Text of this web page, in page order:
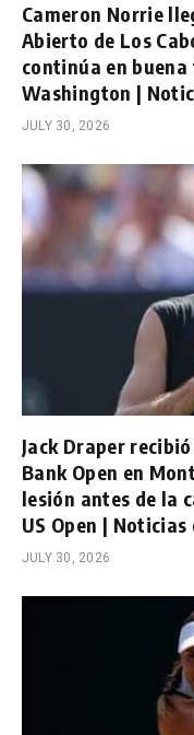
Cameron Norrie
Abierto de Los
continúa en buena
Washington |
JULY 30, 2026
Jack Draper
Bank Open en
lesión antes de la
US Open | Noticias
JULY 30, 2026